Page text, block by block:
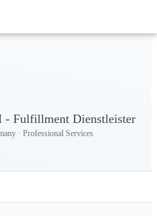
- Fulfillment Dienstleister
· Professional Services